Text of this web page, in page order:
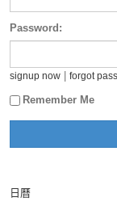
Password:
signup now forgot
Remember Me
日曆